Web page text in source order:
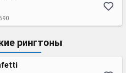
рингтоны